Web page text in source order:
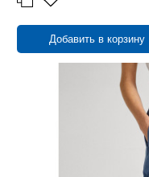
Добавить в корзину